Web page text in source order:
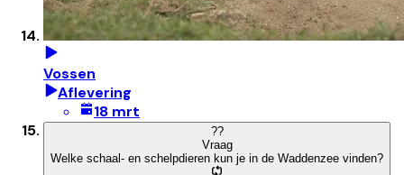
Vossen
Aflevering
18 mrt
??
Vraag
Welke schaal- en schelpdieren kun je in de Waddenzee vinden?